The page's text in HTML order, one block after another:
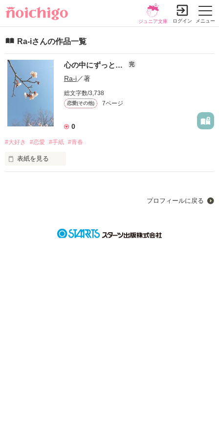
メニュー
ジュニア文庫 ログイン
Ra-iさんの作品一覧
心の中にずっと… 完
Ra-i／著
総文字数/3,738
恋愛(その他) 7ページ
0
#大好き #恋愛 #手紙 #青春
表紙を見る
プロフィールに戻る